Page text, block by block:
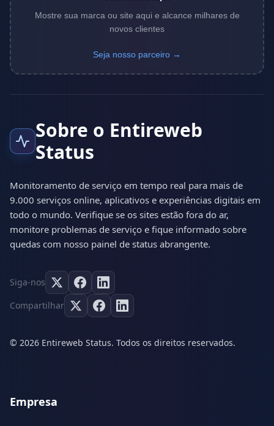
Mostre sua marca ou site aqui e alcance milhares de
novos clientes
Seja nosso parceiro →
Sobre o Entireweb
Status
Monitoramento de serviço em tempo real para mais de
9.000 serviços online, aplicativos e experiências digitais em
todo o mundo. Verifique se os sites estão fora do ar,
monitore problemas de serviço e fique informado sobre
quedas com nosso painel de status abrangente.
Siga-nos
Compartilhar
© 2026 Entireweb Status. Todos os direitos reservados.
Empresa